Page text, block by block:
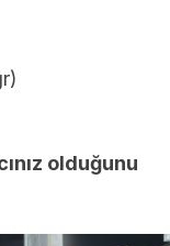
olduğunu